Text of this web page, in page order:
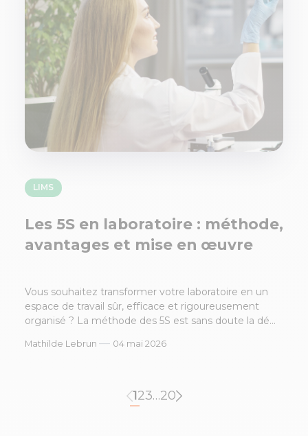
LIMS
Les 5S en laboratoire : méthode,
avantages et mise en œuvre
Vous souhaitez transformer votre laboratoire en un
espace de travail sûr, efficace et rigoureusement
organisé ? La méthode des 5S est sans doute la dé...
Mathilde Lebrun — 04 mai 2026
123…20